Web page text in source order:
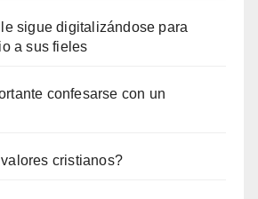
sigue digitalizándose para
a sus fieles
confesarse con un
cristianos?